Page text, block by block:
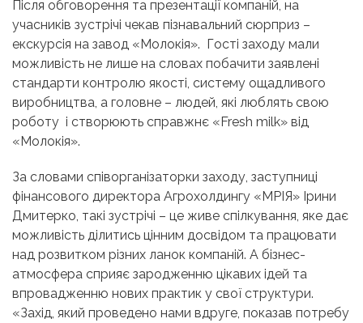
Після обговорення та презентації компаній, на
учасників зустрічі чекав пізнавальний сюрприз –
екскурсія на завод «Молокія». Гості заходу мали
можливість не лише на словах побачити заявлені
стандарти контролю якості, систему ощадливого
виробництва, а головне – людей, які люблять свою
роботу і створюють справжнє «Fresh milk» від
«Молокія».
За словами співорганізаторки заходу, заступниці
фінансового директора Агрохолдингу «МРІЯ» Ірини
Дмитерко, такі зустрічі – це живе спілкування, яке дає
можливість ділитись цінним досвідом та працювати
над розвитком різних ланок компаній. А бізнес-
атмосфера сприяє зародженню цікавих ідей та
впровадженню нових практик у свої структури.
«Захід, який проведено нами вдруге, показав потребу